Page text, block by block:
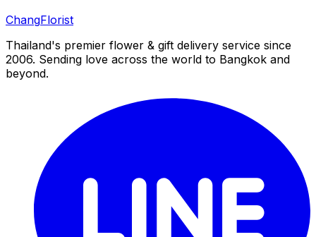
ChangFlorist
Thailand's premier flower & gift delivery service since
2006. Sending love across the world to Bangkok and
beyond.